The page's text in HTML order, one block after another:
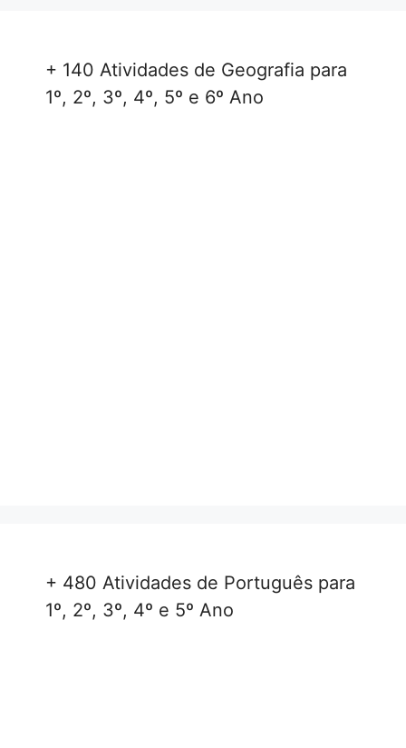
+ 140 Atividades de Geografia para
1º, 2º, 3º, 4º, 5º e 6º Ano
+ 480 Atividades de Português para
1º, 2º, 3º, 4º e 5º Ano